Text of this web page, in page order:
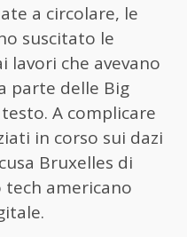
a circolare, le
suscitato le
che avevano
parte delle Big
A complicare
in corso sui dazi
Bruxelles di
americano